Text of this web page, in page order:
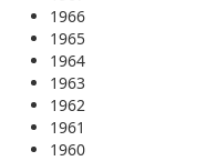
1966
1965
1964
1963
1962
1961
1960